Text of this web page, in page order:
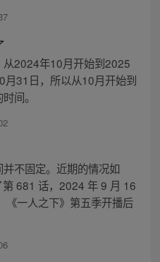
从2024年10月开始到2025
31日，所以从10月开始到
间。
并不固定。近期的情况如
681 话，2024 年 9 月 16
《一人之下》第五季开播后